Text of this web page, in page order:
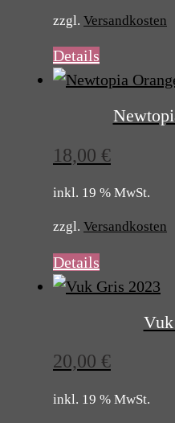
zzgl. Versandkosten
Details
18,00 €
inkl. 19 % MwSt.
zzgl. Versandkosten
Details
20,00 €
inkl. 19 % MwSt.